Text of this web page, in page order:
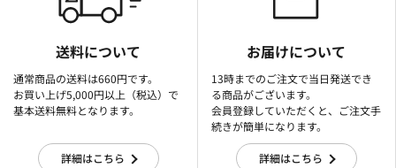
送料について
通常商品の送料は660円です。
お買い上げ5,000円以上（税込）で
基本送料無料となります。
詳細はこちら
お届けについて
13時までのご注文で当日発送でき
る商品がございます。
会員登録していただくと、ご注文手
続きが簡単になります。
詳細はこちら